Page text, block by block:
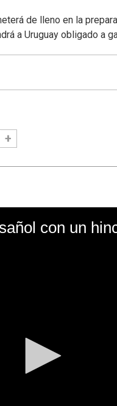
de lleno en la
a Uruguay obligado a